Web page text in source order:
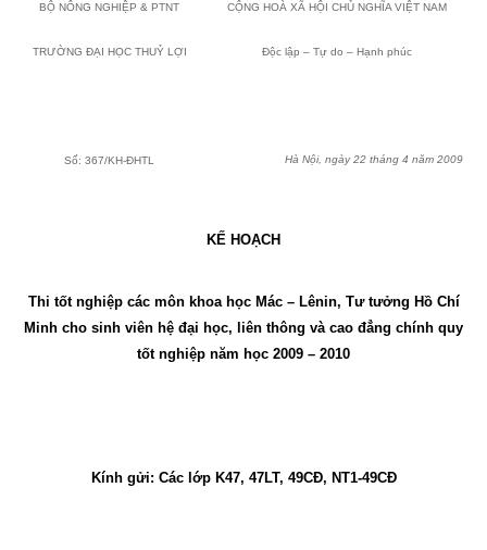
BỘ NÔNG NGHIỆP & PTNT
TRƯỜNG ĐẠI HỌC THUỶ LỢI
Số: 367/KH-ĐHTL
CỘNG HOÀ XÃ HỘI CHỦ NGHĨA VIỆT NAM
Độc lập – Tự do – Hạnh phúc
Hà Nội, ngày 22 tháng 4 năm 2009
KẾ HOẠCH
Thi tốt nghiệp các môn khoa học Mác – Lênin, Tư tưởng Hồ Chí
Minh cho sinh viên hệ đại học, liên thông và cao đẳng chính quy
tốt nghiệp năm học 2009 – 2010
Kính gửi: Các lớp K47, 47LT, 49CĐ, NT1-49CĐ